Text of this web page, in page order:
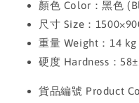
顏色 Color：黑色
尺寸 Size：
重量 Weight：14 kg
硬度 Hardness：
貨品編號 Product